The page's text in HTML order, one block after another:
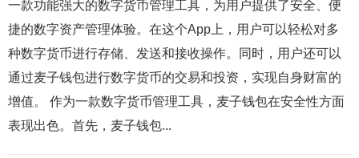
一款功能强大的数字货币管理工具，为用户提供了安全、便
捷的数字资产管理体验。在这个App上，用户可以轻松对多
种数字货币进行存储、发送和接收操作。同时，用户还可以
通过麦子钱包进行数字货币的交易和投资，实现自身财富的
增值。 作为一款数字货币管理工具，麦子钱包在安全性方面
表现出色。首先，麦子钱包...